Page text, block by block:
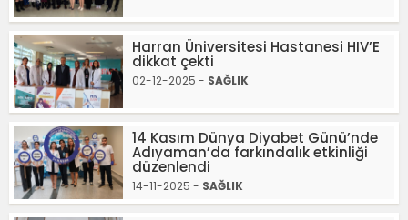
Harran Üniversitesi Hastanesi HIV’E
dikkat çekti
02-12-2025 - SAĞLIK
14 Kasım Dünya Diyabet Günü’nde
Adıyaman’da farkındalık etkinliği
düzenlendi
14-11-2025 - SAĞLIK